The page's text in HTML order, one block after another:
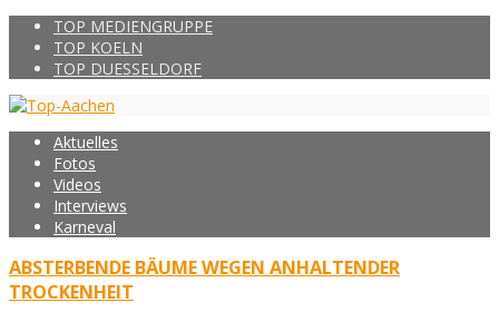
TOP MEDIENGRUPPE
TOP KOELN
TOP DUESSELDORF
Aktuelles
Fotos
Videos
Interviews
Karneval
ABSTERBENDE BÄUME WEGEN ANHALTENDER
TROCKENHEIT